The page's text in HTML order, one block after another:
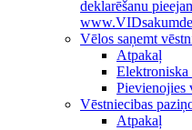
deklarēšanu
Vēlos saņemt
Atpakaļ
Elektroniska
Pievienojies
Vēstniecibas
Atpakaļ